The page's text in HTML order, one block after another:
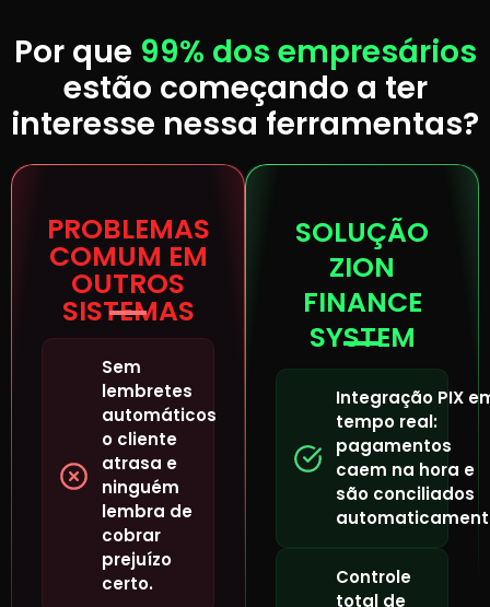
Por que 99% dos empresários
estão começando a ter
interesse nessa ferramentas?
PROBLEMAS
COMUM EM
OUTROS
SISTEMAS
Sem
lembretes
automáticos
o cliente
atrasa e
ninguém
lembra de
cobrar
prejuízo
certo.
SOLUÇÃO
ZION
FINANCE
SYSTEM
Integração PIX
tempo real:
pagamentos
caem na hora e
são conciliados
Controle
total de